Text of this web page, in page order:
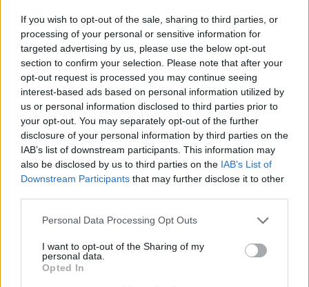
If you wish to opt-out of the sale, sharing to third parties, or
processing of your personal or sensitive information for
targeted advertising by us, please use the below opt-out
section to confirm your selection. Please note that after your
opt-out request is processed you may continue seeing
interest-based ads based on personal information utilized by
us or personal information disclosed to third parties prior to
your opt-out. You may separately opt-out of the further
disclosure of your personal information by third parties on the
IAB’s list of downstream participants. This information may
also be disclosed by us to third parties on the IAB’s List of
Downstream Participants that may further disclose it to other
Personal Data Processing Opt Outs
I want to opt-out of the Sharing of my
personal data.
Opted In